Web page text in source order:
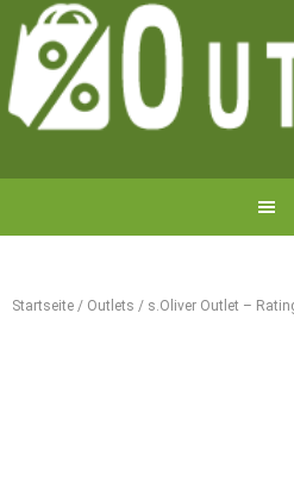
Startseite / Outlets / s.Oliver Outlet –